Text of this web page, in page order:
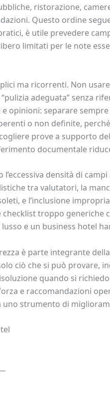
ristorazione,
Questo ordine
è utile prevedere
limitati per le note
ma ricorrenti. Non
adeguata” senza
opinioni: separare sempre
o non definite,
prove a supporto
documentale
densità di
tra valutatori, la
e l’inclusione
checklist troppo generiche
e un business hotel
è parte integrante
ciò che si può provare,
quando si
e raccomandazioni
uno strumento di